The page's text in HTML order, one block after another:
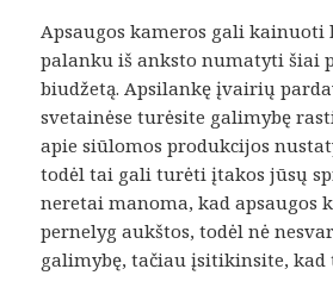
Apsaugos kameros gali
palanku iš anksto numatyti šiai
biudžetą. Apsilankę įvairių
svetainėse turėsite galimybę
apie siūlomos produkcijos
todėl tai gali turėti įtakos jūsų
neretai manoma, kad apsaugos
pernelyg aukštos, todėl nė
galimybę, tačiau įsitikinsite, kad